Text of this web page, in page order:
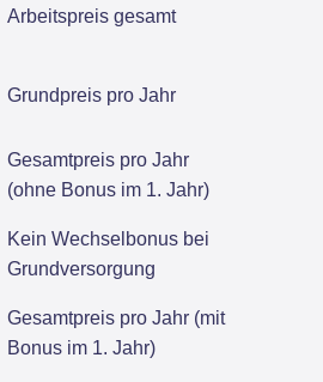
Arbeitspreis gesamt
Grundpreis pro Jahr
Gesamtpreis pro Jahr
(ohne Bonus im 1. Jahr)
Kein Wechselbonus bei
Grundversorgung
Gesamtpreis pro Jahr (mit
Bonus im 1. Jahr)